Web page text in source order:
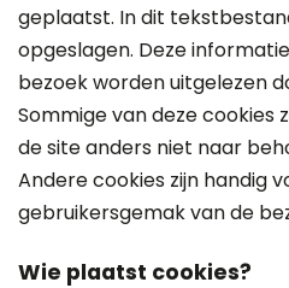
geplaatst. In dit
opgeslagen. Deze
bezoek worden uitgelezen
Sommige van deze cookies
de site anders niet naar
Andere cookies zijn handig
gebruikersgemak van de
Wie plaatst cookies?